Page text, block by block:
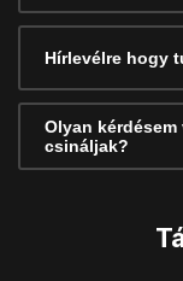
Hírlevélre hogy
Olyan
csináljak?